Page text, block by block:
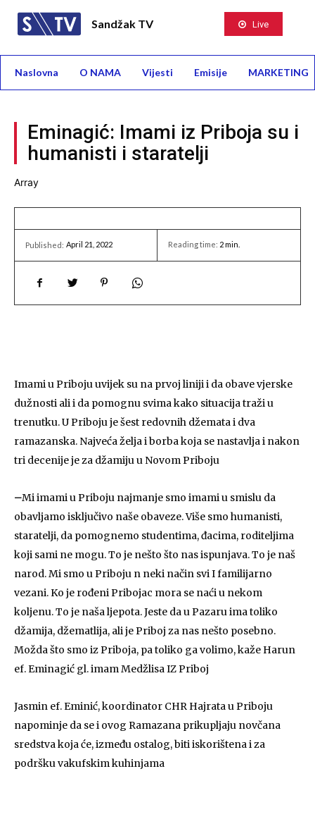
Sandžak TV Live
Naslovna O NAMA Vijesti Emisije MARKETING
Eminagić: Imami iz Priboja su i
humanisti i staratelji
Array
Published: April 21, 2022 Reading time: 2min.
Imami u Priboju uvijek su na prvoj liniji i da obave vjerske
dužnosti ali i da pomognu svima kako situacija traži u
trenutku. U Priboju je šest redovnih džemata i dva
ramazanska. Najveća želja i borba koja se nastavlja i nakon
tri decenije je za džamiju u Novom Priboju
–Mi imami u Priboju najmanje smo imami u smislu da
obavljamo isključivo naše obaveze. Više smo humanisti,
staratelji, da pomognemo studentima, đacima, roditeljima
koji sami ne mogu. To je nešto što nas ispunjava. To je naš
narod. Mi smo u Priboju n neki način svi I familijarno
vezani. Ko je rođeni Pribojac mora se naći u nekom
koljenu. To je naša ljepota. Jeste da u Pazaru ima toliko
džamija, džematlija, ali je Priboj za nas nešto posebno.
Možda što smo iz Priboja, pa toliko ga volimo, kaže Harun
ef. Eminagić gl. imam Medžlisa IZ Priboj
Jasmin ef. Eminić, koordinator CHR Hajrata u Priboju
napominje da se i ovog Ramazana prikupljaju novčana
sredstva koja će, između ostalog, biti iskorištena i za
podršku vakufskim kuhinjama